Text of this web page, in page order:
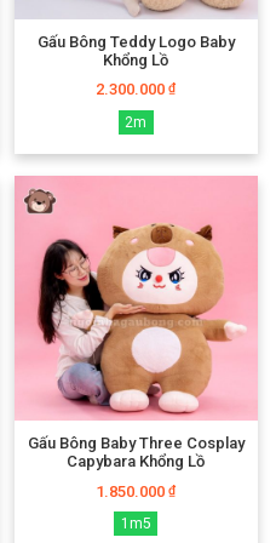
siêu đáng yêu tại shop
giá rẻ luôn
với nhu cầu của đa số khách
mặt hàng được săn tìm nhiều
Gấu Bông Teddy Logo Baby
Khổng Lồ
2.300.000₫
2m
Gấu Bông Baby Three Cosplay
Capybara Khổng Lồ
1.850.000₫
1m5